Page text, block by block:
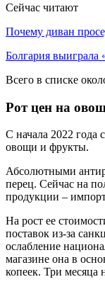
Сейчас читают
Почему диван
Болгария выиграла
Всего в списке
Рот цен на
С начала 2022 года
овощи и фрукты.
Абсолютными
перец. Сейчас на
продукции –
На рост ее
поставок из-за
ослабление
магазине она в
копеек. Три месяца